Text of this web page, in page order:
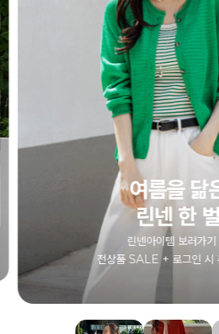
여름을 닮
린넨 한 벌
린넨아이템 보러가
전상품 SALE + 로그인 시